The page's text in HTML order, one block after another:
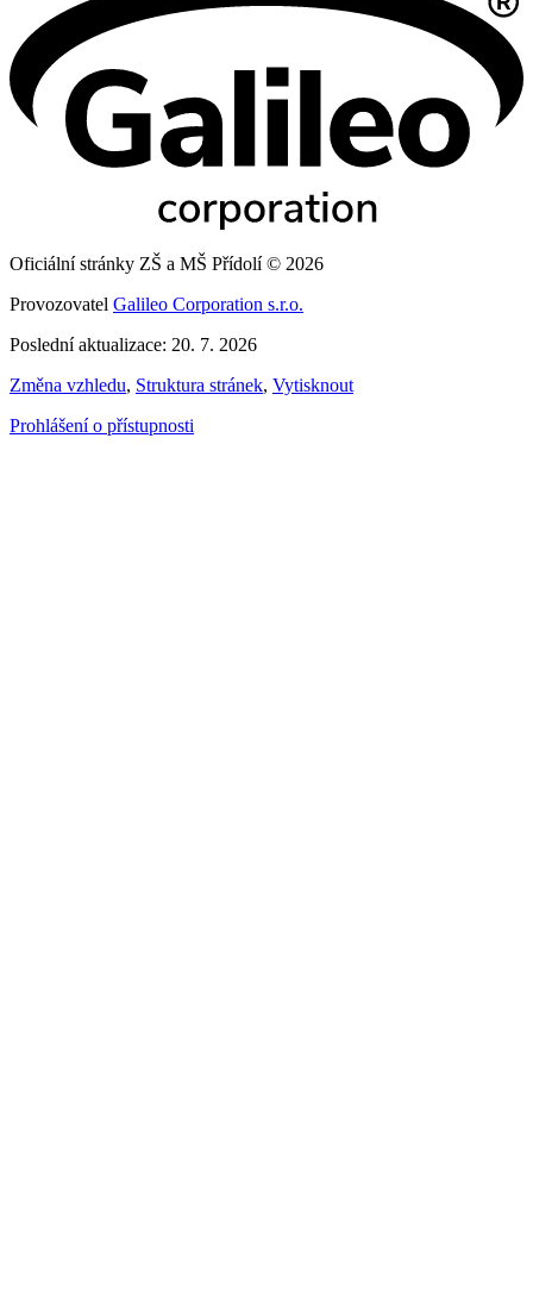
Oficiální stránky ZŠ a MŠ Přídolí © 2026
Provozovatel Galileo Corporation s.r.o.
Poslední aktualizace: 20. 7. 2026
Změna vzhledu, Struktura stránek, Vytisknout
Prohlášení o přístupnosti